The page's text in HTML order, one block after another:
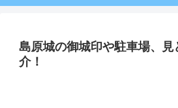
島原城の御城印や駐車場、見
介！